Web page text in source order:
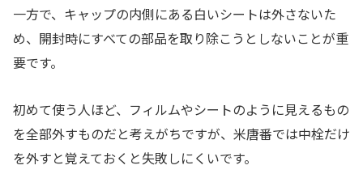
一方で、キャップの内側にある白いシートは外さないた
め、開封時にすべての部品を取り除こうとしないことが重
要です。
初めて使う人ほど、フィルムやシートのように見えるもの
を全部外すものだと考えがちですが、米唐番では中栓だけ
を外すと覚えておくと失敗しにくいです。